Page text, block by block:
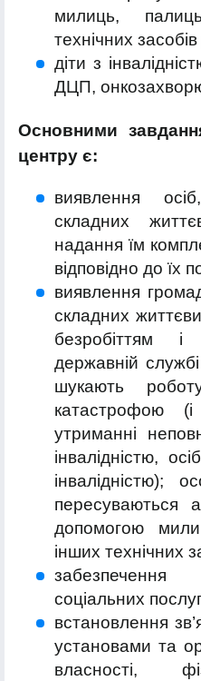
милиць,
технічних
діти з
ДЦП,
Основними
центру є:
виявлення
складних
надання їм
відповідно до їх
виявлення
складних
безробіттям
державній
шукають
катастрофою
утриманні
інвалідністю,
інвалідністю);
пересуваються
допомогою
інших технічних
соціальних
встановлення
установами та
власності,